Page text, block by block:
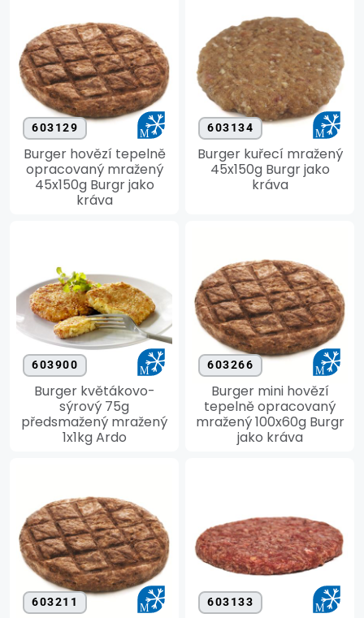
603129
Burger hovězí tepelně
opracovaný mražený
45x150g Burgr jako
kráva
603134
Burger kuřecí mražený
45x150g Burgr jako
kráva
603900
Burger květákovo-
sýrový 75g
předsmažený mražený
1x1kg Ardo
603266
Burger mini hovězí
tepelně opracovaný
mražený 100x60g Burgr
jako kráva
603211 603133